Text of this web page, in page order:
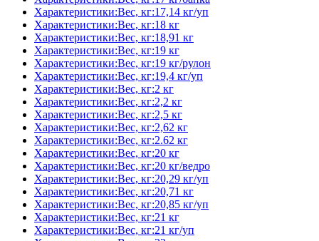
Характеристики:Вес, кг:17,14 кг/уп
Характеристики:Вес, кг:18 кг
Характеристики:Вес, кг:18,91 кг
Характеристики:Вес, кг:19 кг
Характеристики:Вес, кг:19 кг/рулон
Характеристики:Вес, кг:19,4 кг/уп
Характеристики:Вес, кг:2 кг
Характеристики:Вес, кг:2,2 кг
Характеристики:Вес, кг:2,5 кг
Характеристики:Вес, кг:2,62 кг
Характеристики:Вес, кг:2.62 кг
Характеристики:Вес, кг:20 кг
Характеристики:Вес, кг:20 кг/ведро
Характеристики:Вес, кг:20,29 кг/уп
Характеристики:Вес, кг:20,71 кг
Характеристики:Вес, кг:20,85 кг/уп
Характеристики:Вес, кг:21 кг
Характеристики:Вес, кг:21 кг/уп